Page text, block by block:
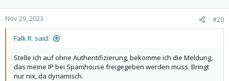
Nov 29, 2023 #20
Falk R. said:
Stelle ich auf ohne Authentifizierung, bekomme ich die Meldung,
das meine IP bei Spamhouse freigegeben werden muss. Bringt
nur nix, da dynamisch.